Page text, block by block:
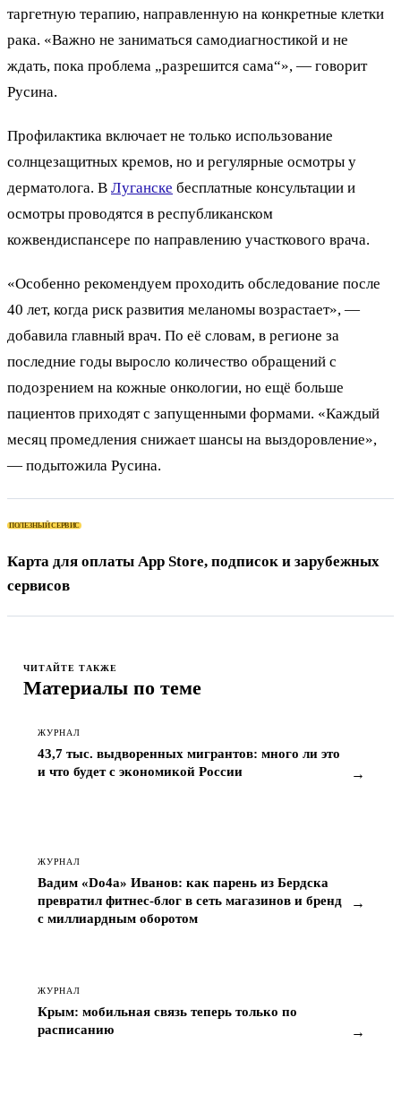
таргетную терапию, направленную на конкретные клетки
рака. «Важно не заниматься самодиагностикой и не
ждать, пока проблема „разрешится сама“», — говорит
Русина.
Профилактика включает не только использование
солнцезащитных кремов, но и регулярные осмотры у
дерматолога. В Луганске бесплатные консультации и
осмотры проводятся в республиканском
кожвендиспансере по направлению участкового врача.
«Особенно рекомендуем проходить обследование после
40 лет, когда риск развития меланомы возрастает», —
добавила главный врач. По её словам, в регионе за
последние годы выросло количество обращений с
подозрением на кожные онкологии, но ещё больше
пациентов приходят с запущенными формами. «Каждый
месяц промедления снижает шансы на выздоровление»,
— подытожила Русина.
ПОЛЕЗНЫЙ СЕРВИС
Карта для оплаты App Store, подписок и зарубежных
сервисов
ЧИТАЙТЕ ТАКЖЕ
Материалы по теме
ЖУРНАЛ
43,7 тыс. выдворенных мигрантов: много ли это
и что будет с экономикой России
→
ЖУРНАЛ
Вадим «Do4a» Иванов: как парень из Бердска
превратил фитнес-блог в сеть магазинов и бренд
с миллиардным оборотом
→
ЖУРНАЛ
Крым: мобильная связь теперь только по
расписанию
→